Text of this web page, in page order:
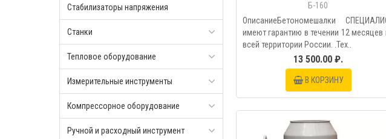
Стабилизаторы напряжения
Станки
Тепловое оборудование
Измерительные инструменты
Компрессорное оборудование
Ручной и расходный инструмент
Б-160
ОписаниеБетономешалки
имеют гарантию в течении 12 месяцев
всей территории России. .Тех..
13 500.00 ₽.
В КОРЗИНУ